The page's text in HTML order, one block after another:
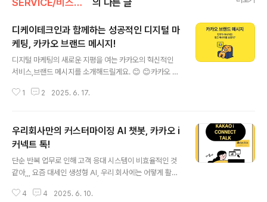
SERVICE/비즈니스 솔루션 의 다른 글
디케이테크인과 함께하는 성공적인 디지털 마
케팅, 카카오 브랜드 메시지!
디지털 마케팅의 새로운 지평을 여는 카카오의 혁신적인
서비스,브랜드 메시지를 소개해드릴게요. 😊 😊카카오 브
한계를 뛰어넘어,보다 전략적이고 효과적인 고객 커뮤니케
스 제공을 넘어, 고객사의 디지털 전환을 함께 고민하고 실
현하는 비즈니스 파트너입니다. 브랜드 메시지를 도입하고
싶으신가요? ‘브랜드 메시지가 우리 회사에 맞는 서비스일
까’ 고민 되시나요? 디케이테크인의 메시징 사업부 전문가
들이 성공적인 디지털 마케팅을 위한 최적의 솔루션을 제
안해드리겠습니다. 🌟 🌟 디케이테크인은 카카오의 자회
1 2 2025. 6. 17.
우리회사만의 커스터마이징 AI 챗봇, 카카오 i
커넥트 톡!
단순 반복 업무로 인해 고객 응대 시스템이 비효율적인 것
같아,,, 요즘 대세인 생성형 AI, 우리 회사에는 어떻게 활용
있으신가요?🤔 이럴땐 솔루션으로 AI 챗봇 카카오 i 커넥
4 4 2025. 6. 10.